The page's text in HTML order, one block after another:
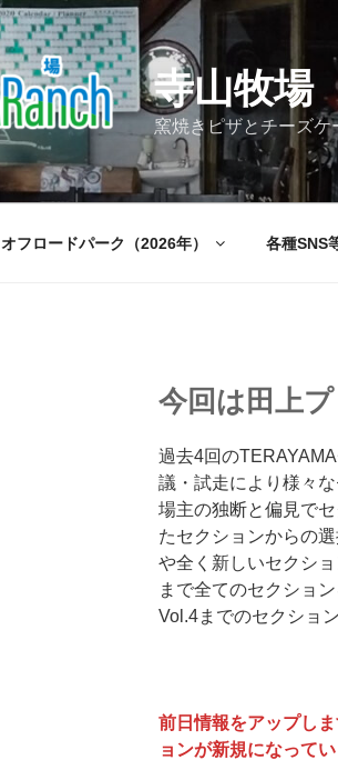
寺山牧場
窯焼きピザとチーズケ
オフロードパーク（2026年） 各種SNS
今回は田上プ
過去4回の
議・試走により様々
場主の独断と偏見で
たセクションからの
や全く新しいセクシ
まで全てのセクショ
Vol.4までのセクショ
前日情報をアップし
ョンが新規になって